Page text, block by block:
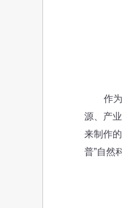
作为首
源、产
来制作
普”自然